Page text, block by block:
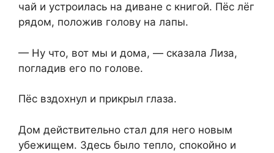
чай и устроилась на диване с книгой. Пёс лёг
рядом, положив голову на лапы.
— Ну что, вот мы и дома, — сказала Лиза,
погладив его по голове.
Пёс вздохнул и прикрыл глаза.
Дом действительно стал для него новым
убежищем. Здесь было тепло, спокойно и